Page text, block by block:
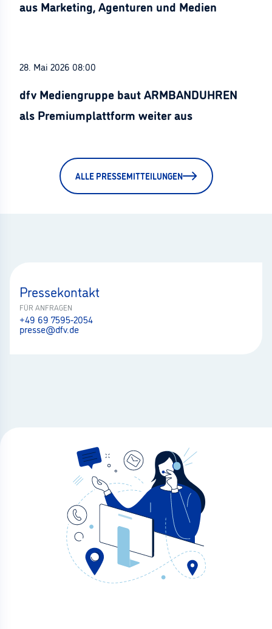
aus Marketing, Agenturen und Medien
28. Mai 2026 08:00
dfv Mediengruppe baut ARMBANDUHREN
als Premiumplattform weiter aus
ALLE PRESSEMITTEILUNGEN
Pressekontakt
FÜR ANFRAGEN
+49 69 7595-2054
presse@dfv.de